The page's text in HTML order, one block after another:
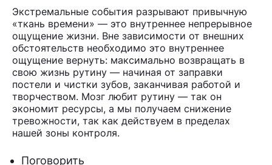
Экстремальные события разрывают привычную
«ткань времени» — это внутреннее непрерывное
ощущение жизни. Вне зависимости от внешних
обстоятельств необходимо это внутреннее
ощущение вернуть: максимально возвращать в
свою жизнь рутину — начиная от заправки
постели и чистки зубов, заканчивая работой и
творчеством. Мозг любит рутину — так он
экономит ресурсы, а мы получаем снижение
тревожности, так как действуем в пределах
нашей зоны контроля.
Поговорить